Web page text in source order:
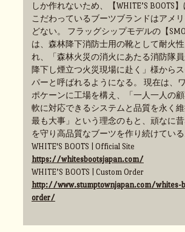
しか作れないため、【WHITE’S BOOTS
こだわっているブーツブランドはアメ
どない。 フラッグシップモデルの【
は、森林降下消防士用の靴として耐火
れ、「森林火災の消火にあたる消防隊
降下し煙立つ火災現場に赴く」様から
パーと呼ばれるようになる。 現在は、
ポケーンに工場を構え、「一人一人の
軟に対応できるシステムと品質を永く
最も大事」という理念のもと、頑なに
を守り高品質なブーツを作り続けている
WHITE'S BOOTS | Official Site
https://whitesbootsjapan.com/
WHITE’S BOOTS | Custom Order
http://www.stumptownjapan.com/whites-
order/